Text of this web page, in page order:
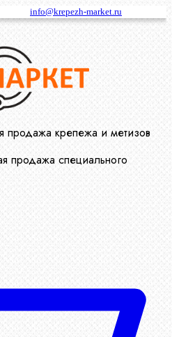
info@krepezh-market.ru
продажа крепежа и метизов
продажа специального